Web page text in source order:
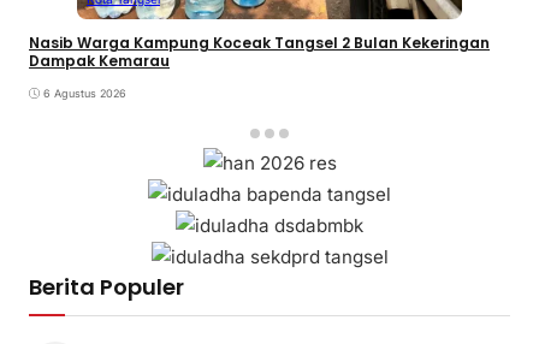
Nasib Warga Kampung Koceak Tangsel 2 Bulan Kekeringan
Dampak Kemarau
6 Agustus 2026
Berita Populer